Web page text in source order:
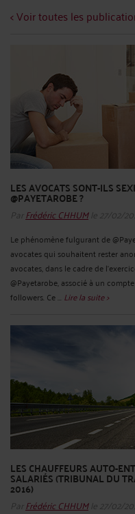
< Voir toutes les
LES AVOCATS SONT-ILS
@PAYETAROBE ?
Par Frédéric CHHUMle 27/02/
Le phénomène fulgurant de
avocates qui souhaitent rester
avocates, dans le cadre de
@Payetarobe, associé à un
followers. Ce ... Lire la suite >
LES CHAUFFEURS AUTO-
SALARIÉS (TRIBUNAL DU
2016)
Par Frédéric CHHUMle 27/02/